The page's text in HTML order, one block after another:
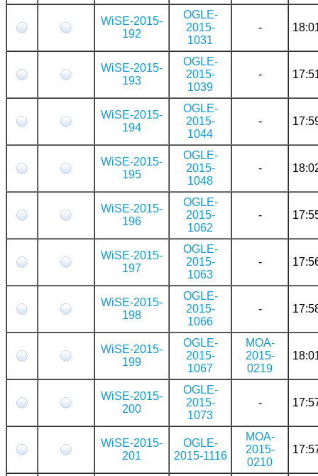
WiSE-2015-
192
OGLE-
2015-
1031
-
WiSE-2015-
193
OGLE-
2015-
1039
-
WiSE-2015-
194
OGLE-
2015-
1044
-
WiSE-2015-
195
OGLE-
2015-
1048
-
WiSE-2015-
196
OGLE-
2015-
1062
-
WiSE-2015-
197
OGLE-
2015-
1063
-
WiSE-2015-
198
OGLE-
2015-
1066
-
WiSE-2015-
199
OGLE-
2015-
1067
MOA-
2015-
0219
WiSE-2015-
200
OGLE-
2015-
1073
-
WiSE-2015-
201
OGLE-
2015-1116
MOA-
2015-
0210